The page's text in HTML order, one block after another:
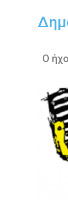
περιεχόμενο
Ο